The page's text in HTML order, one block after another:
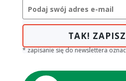
TAK!
* zapisanie się do newslettera